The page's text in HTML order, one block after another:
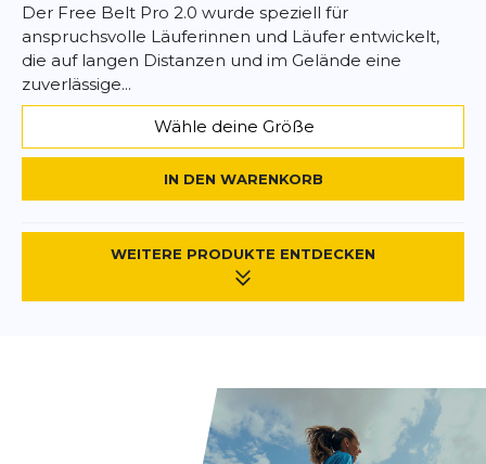
Der Free Belt Pro 2.0 wurde speziell für
anspruchsvolle Läuferinnen und Läufer entwickelt,
die auf langen Distanzen und im Gelände eine
zuverlässige...
Wähle deine Größe
IN DEN WARENKORB
WEITERE PRODUKTE ENTDECKEN